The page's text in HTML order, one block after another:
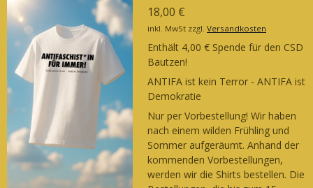
18,00 €
inkl. MwSt zzgl. Versandkosten
Enthält 4,00 € Spende für den CSD
Bautzen!
ANTIFA ist kein Terror - ANTIFA ist
Demokratie
Nur per Vorbestellung! Wir haben
nach einem wilden Frühling und
Sommer aufgeräumt. Anhand der
kommenden Vorbestellungen,
werden wir die Shirts bestellen. Die